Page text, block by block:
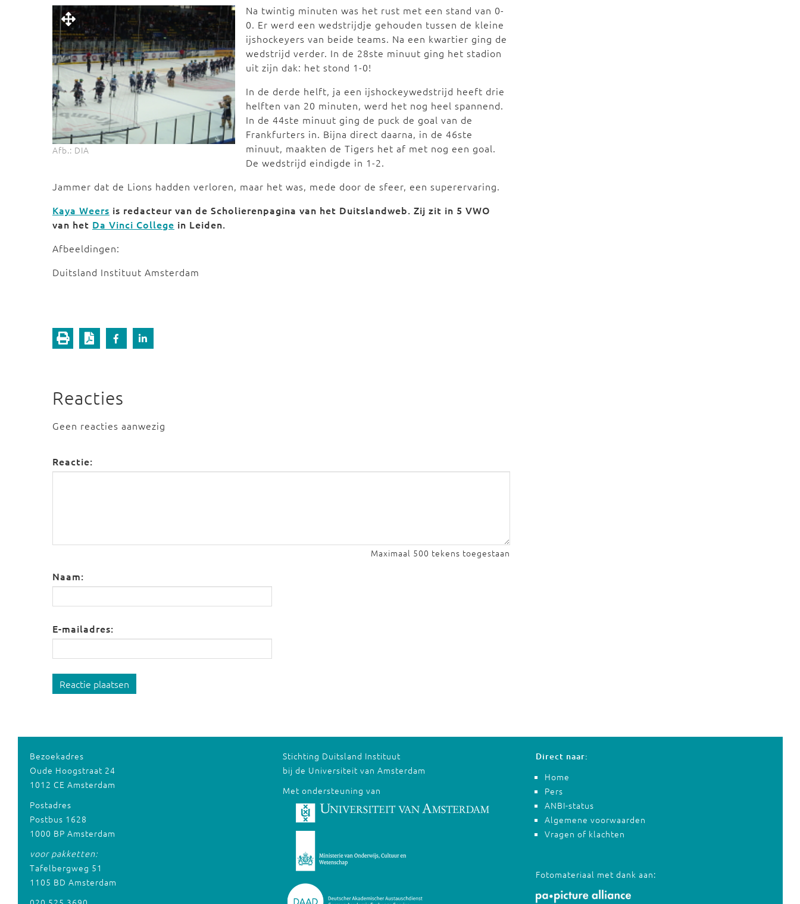
Afb.: DIA
Na twintig minuten was het rust met een stand van 0-
0. Er werd een wedstrijdje gehouden tussen de kleine
ijshockeyers van beide teams. Na een kwartier ging de
wedstrijd verder. In de 28ste minuut ging het stadion
uit zijn dak: het stond 1-0!
In de derde helft, ja een ijshockeywedstrijd heeft drie
helften van 20 minuten, werd het nog heel spannend.
In de 44ste minuut ging de puck de goal van de
Frankfurters in. Bijna direct daarna, in de 46ste
minuut, maakten de Tigers het af met nog een goal.
De wedstrijd eindigde in 1-2.
Jammer dat de Lions hadden verloren, maar het was, mede door de sfeer, een superervaring.
Kaya Weers is redacteur van de Scholierenpagina van het Duitslandweb. Zij zit in 5 VWO
van het Da Vinci College in Leiden.
Afbeeldingen:
Duitsland Instituut Amsterdam
Reacties
Geen reacties aanwezig
Reactie:
Maximaal 500 tekens toegestaan
Naam:
E-mailadres:
Reactie plaatsen
Bezoekadres
Oude Hoogstraat 24
1012 CE Amsterdam
Postadres
Postbus 1628
1000 BP Amsterdam
voor pakketten:
Tafelbergweg 51
1105 BD Amsterdam
Stichting Duitsland Instituut
bij de Universiteit van Amsterdam
Met ondersteuning van
Direct naar:
Home
Pers
ANBI-status
Algemene voorwaarden
Vragen of klachten
Fotomateriaal met dank aan: